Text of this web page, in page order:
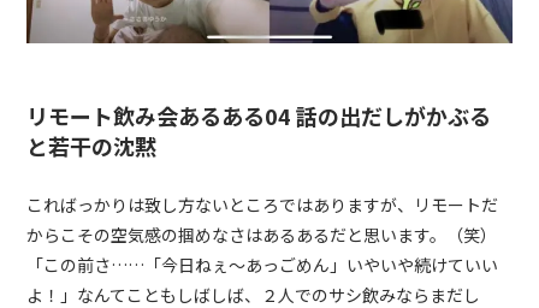
リモート飲み会あるある04 話の出だしがかぶる
と若干の沈黙
こればっかりは致し方ないところではありますが、リモートだ
からこその空気感の掴めなさはあるあるだと思います。（笑）
「この前さ……「今日ねぇ〜あっごめん」いやいや続けていい
よ！」なんてこともしばしば、２人でのサシ飲みならまだし